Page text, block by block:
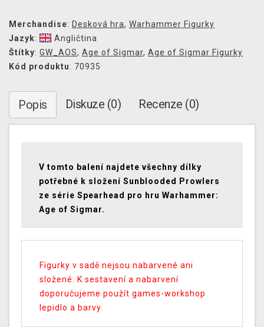
Merchandise: Desková hra, Warhammer Figurky
Jazyk:
Angličtina
Štítky: GW_AOS, Age of Sigmar, Age of Sigmar Figurky
Kód produktu: 70935
Popis Diskuze (0) Recenze (0)
V tomto balení najdete všechny dílky
potřebné k složení Sunblooded Prowlers
ze série Spearhead pro hru Warhammer:
Age of Sigmar.
Figurky v sadě nejsou nabarvené ani
složené. K sestavení a nabarvení
doporučujeme použít games-workshop
lepidlo a barvy.